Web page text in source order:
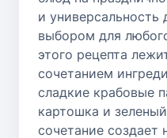
и
выбором для
этого рецепта
сочетанием
сладкие крабовые
картошка и
сочетание создает